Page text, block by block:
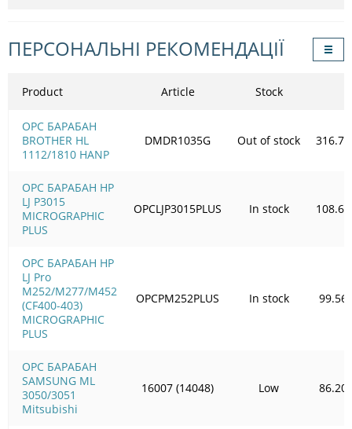
ПЕРСОНАЛЬНІ РЕКОМЕНДАЦІЇ
Product
OPC БАРАБАН
BROTHER HL
1112/1810 HANP
OPC БАРАБАН HP
LJ P3015
MICROGRAPHIC
PLUS
OPC БАРАБАН HP
LJ Pro
M252/M277/M452
(CF400-403)
MICROGRAPHIC
PLUS
OPC БАРАБАН
SAMSUNG ML
3050/3051
Mitsubishi
Article Stock
DMDR1035G Out of stock 316.79
OPCLJP3015PLUS In stock 108.61
OPCPM252PLUS In stock 99.56
16007 (14048) Low 86.20